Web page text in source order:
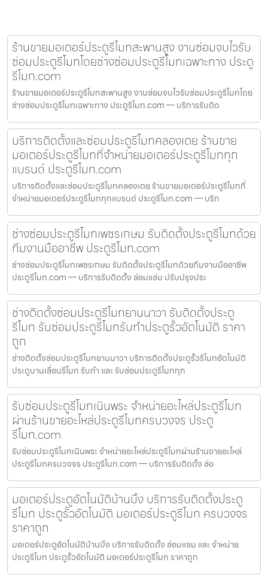
ร้านขายมอเตอร์ประตูรีโมทสะพานสูง งานซ่อมจบไวรับ
ซ่อมประตูรีโมทโดยช่างซ่อมประตูรีโมทเฉพาะทาง ประตู
รีโมท.com
ร้านขายมอเตอร์ประตูรีโมทสะพานสูง งานซ่อมจบไวรับซ่อมประตูรีโมทโดย
ช่างซ่อมประตูรีโมทเฉพาะทาง ประตูรีโมท.com — บริการรับติด
บริการติดตั้งและซ่อมประตูรีโมทคลองเตย ร้านขาย
มอเตอร์ประตูรีโมทที่จำหน่ายมอเตอร์ประตูรีโมททุก
แบรนด์ ประตูรีโมท.com
บริการติดตั้งและซ่อมประตูรีโมทคลองเตย ร้านขายมอเตอร์ประตูรีโมทที่
จำหน่ายมอเตอร์ประตูรีโมททุกแบรนด์ ประตูรีโมท.com — บริก
ช่างซ่อมประตูรีโมทเพชรเกษม รับติดตั้งประตูรีโมทด้วย
ทีมงานมืออาชีพ ประตูรีโมท.com
ช่างซ่อมประตูรีโมทเพชรเกษม รับติดตั้งประตูรีโมทด้วยทีมงานมืออาชีพ
ประตูรีโมท.com — บริการรับติดตั้ง ซ่อมแซ่ม ปรับปรุงประ
ช่างติดตั้งซ่อมประตูรีโมทยานนาวา รับติดตั้งประตู
รีโมท รับซ่อมประตูรีโมทรับทำประตูรั้วอัตโนมัติ ราคา
ถูก
ช่างติดตั้งซ่อมประตูรีโมทยานนาวา บริการติดตั้งประตูรั้วรีโมทอัตโนมัติ
ประตูบานเลื่อนรีโมท รับทำ และ รับซ่อมประตูรีโมททุก
รับซ่อมประตูรีโมทเนินพระ จำหน่ายอะไหล่ประตูรีโมท
ผ่านร้านขายอะไหล่ประตูรีโมทครบวงจร ประตู
รีโมท.com
รับซ่อมประตูรีโมทเนินพระ จำหน่ายอะไหล่ประตูรีโมทผ่านร้านขายอะไหล่
ประตูรีโมทครบวงจร ประตูรีโมท.com — บริการรับติดตั้ง ซ่อ
มอเตอร์ประตูอัตโนมัติบ้านบึง บริการรับติดตั้งประตู
รีโมท ประตูรั้วอัตโนมัติ มอเตอร์ประตูรีโมท ครบวงจร
ราคาถูก
มอเตอร์ประตูอัตโนมัติบ้านบึง บริการรับติดตั้ง ซ่อมแซม และ จำหน่าย
ประตูรีโมท ประตูรั้วอัตโนมัติ มอเตอร์ประตูรีโมท ราคาถูก